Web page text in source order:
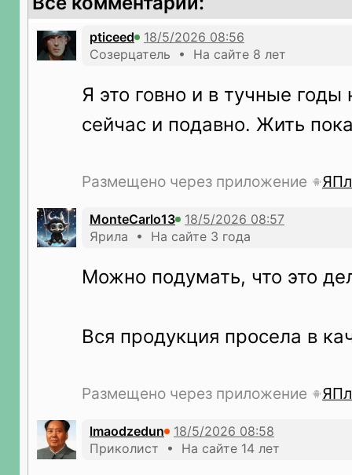
pticeed
Созерцатель • На сайте 8 лет
Я это говно и в тучные годы
сейчас и подавно. Жить
Размещено через приложение
MonteCarlo13
Ярила • На сайте 3 года
Можно подумать, что это
Вся продукция просела в
Размещено через приложение
lmaodzedun
Приколист • На сайте 14 лет